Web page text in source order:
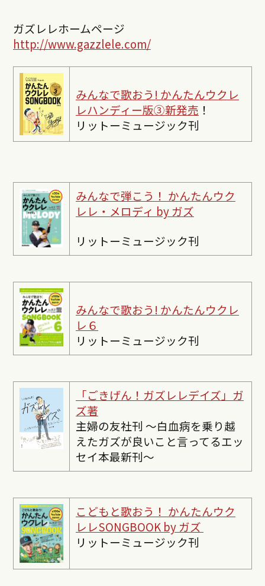
ガズレレホームページ
http://www.gazzlele.com/
みんなで歌おう! かんたんウクレ
レハンディー版③新発売 ！
リットーミュージック刊
みんなで弾こう！ かんたんウク
レレ・メロディ by ガズ
リットーミュージック刊
みんなで歌おう! かんたんウクレ
レ６
リットーミュージック刊
「ごきげん！ガズレレデイズ」ガ
ズ著
主婦の友社刊 〜白血病を乗り越
えたガズが良いこと言ってるエッ
セイ本最新刊〜
こどもと歌おう！ かんたんウク
レレSONGBOOK by ガズ
リットーミュージック刊